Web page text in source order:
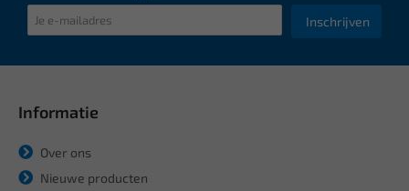
Inschrijven
Informatie
Over ons
Nieuwe producten